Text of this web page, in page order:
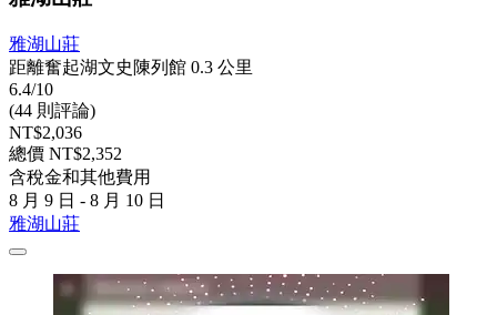
雅湖山莊
距離奮起湖文史陳列館 0.3 公里
6.4/10
(44 則評論)
NT$2,036
總價 NT$2,352
含稅金和其他費用
8 月 9 日 - 8 月 10 日
雅湖山莊